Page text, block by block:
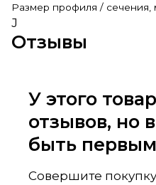
Размер профиля / сечения,
J
Отзывы
У этого
отзывов, но
быть первым
Совершите покупку